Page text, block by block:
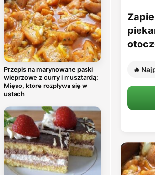
Przepis na marynowane paski
wieprzowe z curry i musztardą:
Mięso, które rozpływa się w
ustach
🔥